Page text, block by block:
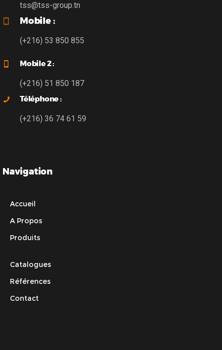
tss@tss-group.tn
Mobile :
(+216) 53 850 855
Mobile 2 :
(+216) 51 850 187
Téléphone :
(+216) 36 74 61 59
Navigation
Accueil
A Propos
Produits
Catalogues
Références
Contact